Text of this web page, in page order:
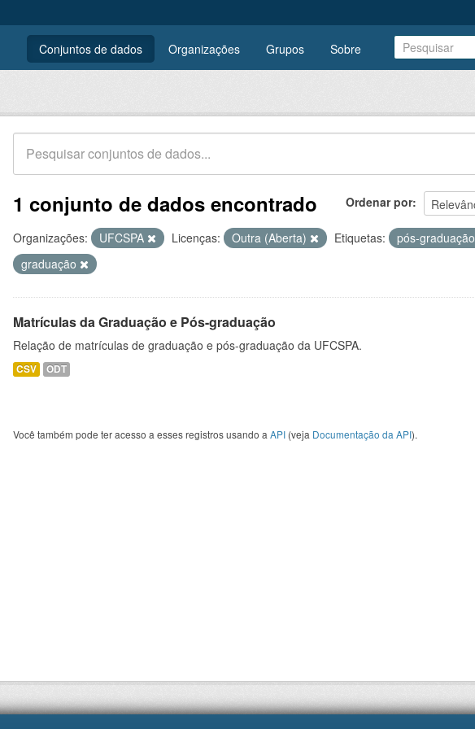
Conjuntos de dados Organizações Grupos Sobre
Ordenar por
1 conjunto de dados encontrado
Organizações: UFCSPA Licenças: Outra (Aberta) Etiquetas:
pós-graduação
graduação
Matrículas da Graduação e Pós-graduação
Relação de matrículas de graduação e pós-graduação da UFCSPA.
CSV ODT
Você também pode ter acesso a esses registros usando a API (veja Documentação da API).